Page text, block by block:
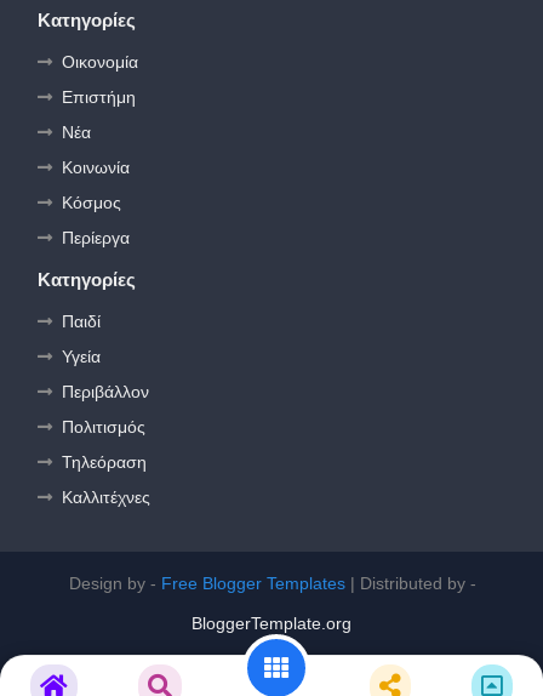
Κατηγορίες
Οικονομία
Επιστήμη
Νέα
Κοινωνία
Κόσμος
Περίεργα
Κατηγορίες
Παιδί
Υγεία
Περιβάλλον
Πολιτισμός
Τηλεόραση
Καλλιτέχνες
Design by - Free Blogger Templates| Distributed by -
BloggerTemplate.org